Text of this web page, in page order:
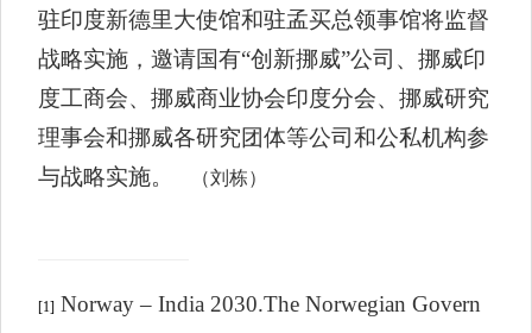
驻印度新德里大使馆和驻孟买总领事馆将监督
战略实施，邀请国有“创新挪威”公司、挪威印
度工商会、挪威商业协会印度分会、挪威研究
理事会和挪威各研究团体等公司和公私机构参
与战略实施。
（刘栋）
[1] Norway – India 2030.The Norwegian Govern